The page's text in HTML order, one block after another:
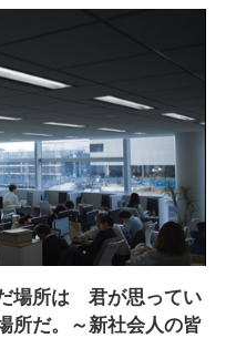
場所は 君が思ってい
だ。～新社会人の皆